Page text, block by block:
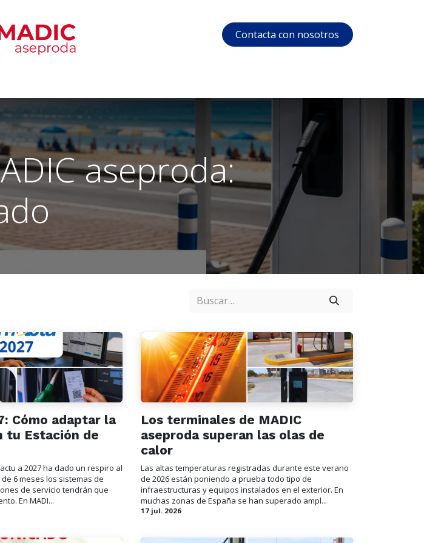
Contacta con nosotros
aseproda:
Cómo adaptar la
tu Estación de
a 2027 ha dado un respiro al
6 meses los sistemas de
de servicio tendrán que
En MADI...
Los terminales de MADIC
aseproda superan las olas de
calor
Las altas temperaturas registradas durante este verano
de 2026 están poniendo a prueba todo tipo de
infraestructuras y equipos instalados en el exterior. En
muchas zonas de España se han superado ampl...
17 jul. 2026